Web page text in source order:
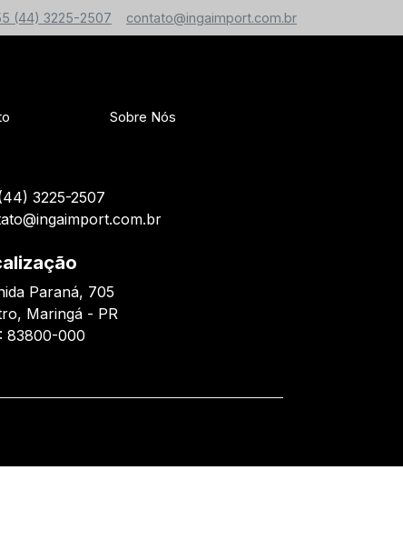
(44) 3225-2507 contato@ingaimport.com.br
Sobre Nós
3225-2507
Paraná, 705
Maringá - PR
83800-000